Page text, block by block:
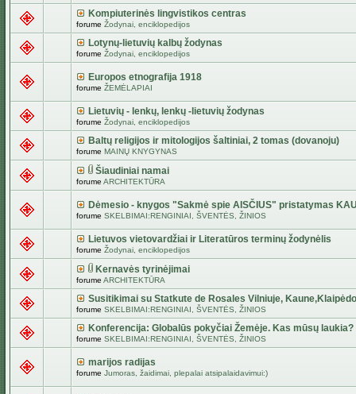
Kompiuterinės lingvistikos centras
forume Žodynai, enciklopedijos
Lotynų-lietuvių kalbų žodynas
forume Žodynai, enciklopedijos
Europos etnografija 1918
forume ŽEMĖLAPIAI
Lietuvių - lenkų, lenkų -lietuvių žodynas
forume Žodynai, enciklopedijos
Baltų religijos ir mitologijos šaltiniai, 2 tomas (dovanoju)
forume MAINŲ KNYGYNAS
Šiaudiniai namai
forume ARCHITEKTŪRA
Dėmesio - knygos "Sakmė spie AISČIUS" pristatymas
forume SKELBIMAI:RENGINIAI, ŠVENTĖS, ŽINIOS
Lietuvos vietovardžiai ir Literatūros terminų žodynėlis
forume Žodynai, enciklopedijos
Kernavės tyrinėjimai
forume ARCHITEKTŪRA
Susitikimai su Statkute de Rosales Vilniuje,
forume SKELBIMAI:RENGINIAI, ŠVENTĖS, ŽINIOS
Konferencija: Globalūs pokyčiai Žemėje. Kas mūsų laukia?
forume SKELBIMAI:RENGINIAI, ŠVENTĖS, ŽINIOS
marijos radijas
forume Jumoras, žaidimai, plepalai atsipalaidavimui:)